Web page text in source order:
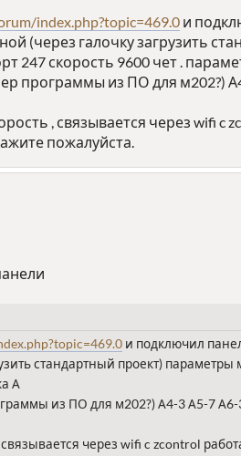
index.php?topic=469.0 и
(через галочку загрузить
247 скорость 9600 чет .
программы из ПО для м202?)
, связывается через wifi c
пожалуйста.
и подключил
стандартный проект) параметры
А
из ПО для м202?) А4-3 А5-7
через wifi c zcontrol